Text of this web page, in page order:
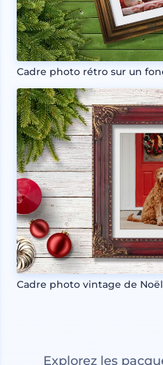
Cadre photo rétro sur un
Cadre photo vintage de Noël
Explorez les